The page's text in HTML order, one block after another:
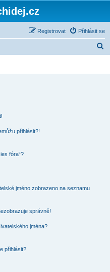
Přihlásit se
Registrovat
přihlásit?!
fóra“?
jméno zobrazeno na seznamu
správně!
jména?
přihlásit?